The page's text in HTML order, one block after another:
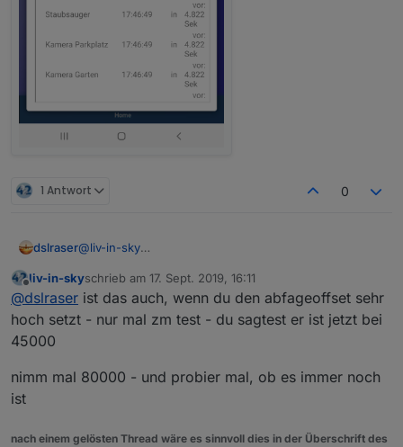
1 Antwort 0
dslraser@liv-in-sky
Die Anzahl schwankt ja nicht nur um einen oder zwei,
sondern manchmal um die ganze Anzahl
angemeldeter Clients an einem oder sogar an zwei AP
zwische z.B. 7 und kurz drauf 15 oder 24(24 sind alle)
Bei letzter Wechsel stehen dann auch die Geräte
Schwer zu erklären...
Offline
liv-in-skyschrieb am 17. Sept. 2019, 16:11
zuletzt editiert von
@dslraser ist das auch, wenn du den abfageoffset sehr
hoch setzt - nur mal zm test - du sagtest er ist jetzt bei
45000
nimm mal 80000 - und probier mal, ob es immer noch
ist
nach einem gelösten Thread wäre es sinnvoll dies in der Überschrift des